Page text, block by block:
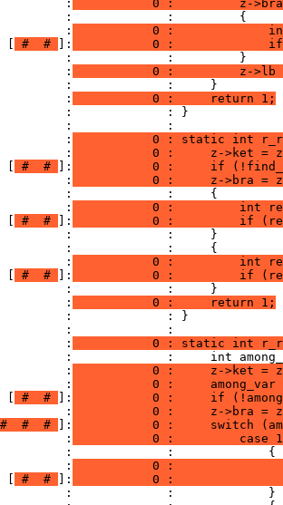
:
0 :         z-
:             :         {
:
0 :
# # ]:
0 :
:             :         }
:
0 :         z->lb
:             :     }
:
           0 :     return 1;
:             : }
:             :
:
0 : static int
:
0 :     z->ket =
# # ]:
0 :     if
:
0 :     z->bra =
:             :     {
:
0 :         int
# # ]:
0 :         if
:             :     }
:             :     {
:
0 :         int
# # ]:
0 :         if
:             :     }
:
           0 :     return 1;
:             : }
:             :
:
0 : static int
:             :     int
:
0 :     z->ket =
:
0 :     among_var
# # ]:
0 :     if
:
0 :     z->bra =
# # # ]:
0 :     switch
:
0 :         case
:             :             {
:
0 :
# # ]:
0 :
:             :             }